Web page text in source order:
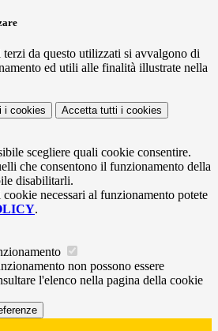
da questo utilizzati si avvalgono di
ed utili alle finalità illustrate nella
i cookies Accetta tutti i cookies
scegliere quali cookie consentire.
che consentono il funzionamento della
disabilitarli.
necessari al funzionamento potete
.
non possono essere
l'elenco nella pagina della cookie